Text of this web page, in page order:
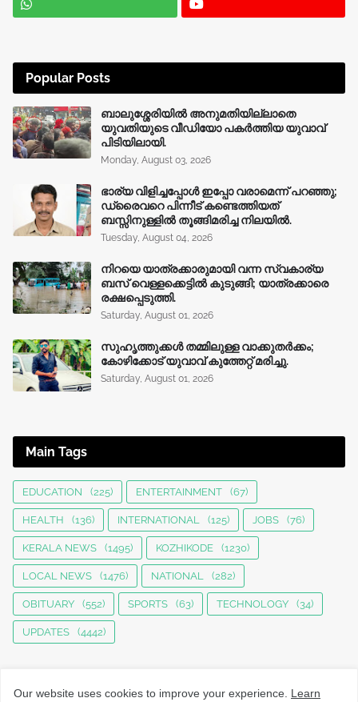
Popular Posts
ബാലുശ്ശേരിയിൽ അനുമതിയില്ലാതെ
യുവതിയുടെ വീഡിയോ പകർത്തിയ യുവാവ്
പിടിയിലായി.
Monday, August 03, 2026
ഭാര്യ വിളിച്ചപ്പോള്‍ ഇപ്പോ വരാമെന്ന് പറഞ്ഞു;
ഡ്രൈവറെ പിന്നീട് കണ്ടെത്തിയത്
ബസ്സിനുള്ളില്‍ തൂങ്ങിമരിച്ച നിലയിൽ.
Tuesday, August 04, 2026
നിറയെ യാത്രക്കാരുമായി വന്ന സ്വകാര്യ
ബസ് വെള്ളക്കെട്ടിൽ കുടുങ്ങി; യാത്രക്കാരെ
രക്ഷപ്പെടുത്തി.
Saturday, August 01, 2026
സുഹൃത്തുക്കൾ തമ്മിലുള്ള വാക്കുതർക്കം;
കോഴിക്കോട് യുവാവ് കുത്തേറ്റ് മരിച്ചു.
Saturday, August 01, 2026
Main Tags
EDUCATION (225) ENTERTAINMENT (67)
HEALTH (136) INTERNATIONAL (125) JOBS (76)
KERALA NEWS (1495) KOZHIKODE (1230)
LOCAL NEWS (1476) NATIONAL (282)
OBITUARY (552) SPORTS (63) TECHNOLOGY (34)
UPDATES (4442)
Our website uses cookies to improve your experience. Learn